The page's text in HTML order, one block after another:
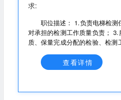
求:
职位描述： 1.负责电梯检
对承担的检测工作质量负责；
质、保量完成分配的检验、检
定要求，做好各项工作； 6.完
及时反馈完成情况。 任职要求：
验； 3.能服从安排，适应各地
查看详情